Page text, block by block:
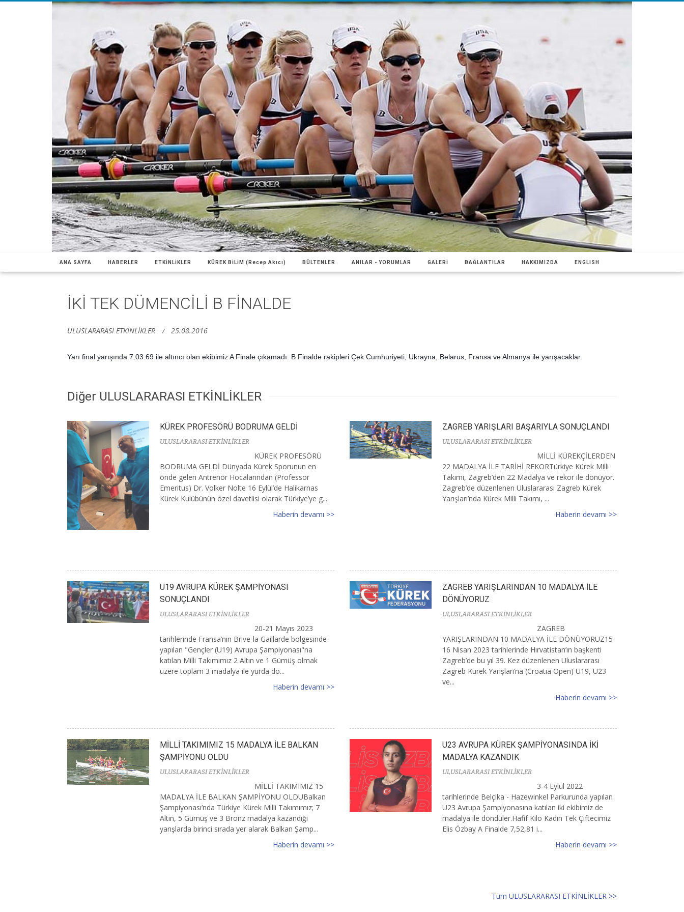
ANA SAYFA HABERLER ETKİNLİKLER KÜREK BİLİM (Recep Akıcı) BÜLTENLER ANILAR - YORUMLAR GALERİ BAĞLANTILAR HAKKIMIZDA ENGLISH
İKİ TEK DÜMENCİLİ B FİNALDE
ULUSLARARASI ETKİNLİKLER 25.08.2016
Yarı final yarışında 7.03.69 ile altıncı olan ekibimiz A Finale çıkamadı. B Finalde rakipleri Çek Cumhuriyeti, Ukrayna, Belarus, Fransa ve Almanya ile yarışacaklar.
Diğer ULUSLARARASI ETKİNLİKLER
KÜREK PROFESÖRÜ BODRUMA GELDİ
ULUSLARARASI ETKİNLİKLER
KÜREK PROFESÖRÜ
BODRUMA GELDİ Dünyada Kürek Sporunun en
önde gelen Antrenör Hocalarından (Professor
Emeritus) Dr. Volker Nolte 16 Eylül’de Halikarnas
Kürek Kulübünün özel davetlisi olarak Türkiye’ye g...
Haberin devamı >>
ZAGREB YARIŞLARI BAŞARIYLA SONUÇLANDI
ULUSLARARASI ETKİNLİKLER
MİLLİ KÜREKÇİLERDEN
22 MADALYA İLE TARİHİ REKORTürkiye Kürek Milli
Takımı, Zagreb’den 22 Madalya ve rekor ile dönüyor.
Zagreb’de düzenlenen Uluslararası Zagreb Kürek
Yarışları’nda Kürek Milli Takımı, ...
Haberin devamı >>
U19 AVRUPA KÜREK ŞAMPİYONASI
SONUÇLANDI
ULUSLARARASI ETKİNLİKLER
20-21 Mayıs 2023
tarihlerinde Fransa’nın Brive-la Gaillarde bölgesinde
yapılan "Gençler (U19) Avrupa Şampiyonası"na
katılan Milli Takımımız 2 Altın ve 1 Gümüş olmak
üzere toplam 3 madalya ile yurda dö...
Haberin devamı >>
ZAGREB YARIŞLARINDAN 10 MADALYA İLE
DÖNÜYORUZ
ULUSLARARASI ETKİNLİKLER
ZAGREB
YARIŞLARINDAN 10 MADALYA İLE DÖNÜYORUZ15-
16 Nisan 2023 tarihlerinde Hırvatistan’ın başkenti
Zagreb’de bu yıl 39. Kez düzenlenen Uluslararası
Zagreb Kürek Yarışları’na (Croatia Open) U19, U23
ve...
Haberin devamı >>
MİLLİ TAKIMIMIZ 15 MADALYA İLE BALKAN
ŞAMPİYONU OLDU
ULUSLARARASI ETKİNLİKLER
MİLLİ TAKIMIMIZ 15
MADALYA İLE BALKAN ŞAMPİYONU OLDUBalkan
Şampiyonası’nda Türkiye Kürek Milli Takımımız; 7
Altın, 5 Gümüş ve 3 Bronz madalya kazandığı
yarışlarda birinci sırada yer alarak Balkan Şamp...
Haberin devamı >>
U23 AVRUPA KÜREK ŞAMPİYONASINDA İKİ
MADALYA KAZANDIK
ULUSLARARASI ETKİNLİKLER
3-4 Eylül 2022
tarihlerinde Belçika - Hazewinkel Parkurunda yapılan
U23 Avrupa Şampiyonasına katılan iki ekibimiz de
madalya ile döndüler.Hafif Kilo Kadın Tek Çiftecimiz
Elis Özbay A Finalde 7,52,81 i...
Haberin devamı >>
Tüm ULUSLARARASI ETKİNLİKLER >>